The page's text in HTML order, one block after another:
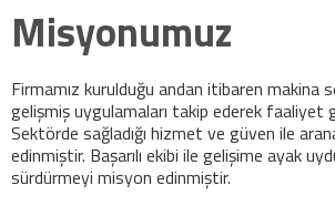
Misyonumuz
Firmamız kurulduğu andan itibaren makina
gelişmiş uygulamaları takip ederek faaliyet
Sektörde sağladığı hizmet ve güven ile
edinmiştir. Başarılı ekibi ile gelişime ayak
sürdürmeyi misyon edinmiştir.